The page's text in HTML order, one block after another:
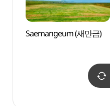
Saemangeum (새만금)